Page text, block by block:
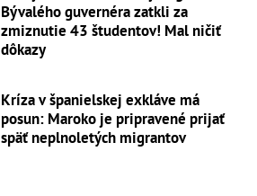
Bývalého guvernéra zatkli za
zmiznutie 43 študentov! Mal ničiť
dôkazy
Kríza v španielskej exkláve má
posun: Maroko je pripravené prijať
späť neplnoletých migrantov